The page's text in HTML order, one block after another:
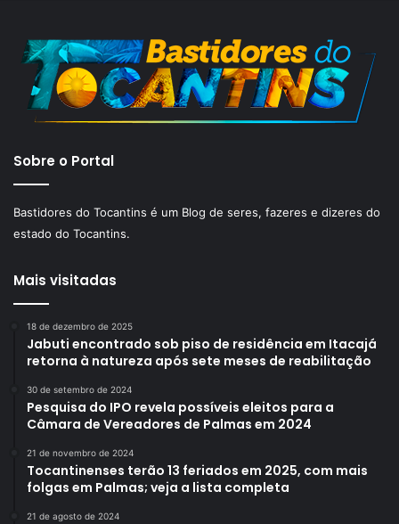
Sobre o Portal
Bastidores do Tocantins é um Blog de seres, fazeres e dizeres do
estado do Tocantins.
Mais visitadas
18 de dezembro de 2025
Jabuti encontrado sob piso de residência em Itacajá
retorna à natureza após sete meses de reabilitação
30 de setembro de 2024
Pesquisa do IPO revela possíveis eleitos para a
Câmara de Vereadores de Palmas em 2024
21 de novembro de 2024
Tocantinenses terão 13 feriados em 2025, com mais
folgas em Palmas; veja a lista completa
21 de agosto de 2024